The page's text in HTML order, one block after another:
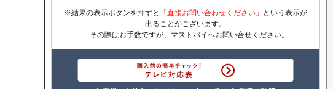
※結果の表示ボタンを押すと 「直接お問い合わせください」
という表示が
出ることがございます。
その際はお手数ですが、マストバイへお問い合せください。